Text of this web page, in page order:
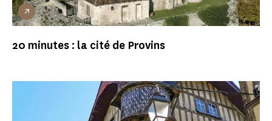
20 minutes : la cité de Provins